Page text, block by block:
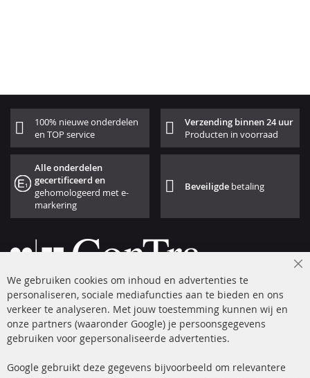
100% nieuwe onderdelen
en TOP service
Verzending binnen 24 uur
Producten in voorraad
Alle onderdelen
gecertificeerd en
gehomologeerd met e-
markering
Beveiligde betaling
+49 (0) 4533 799 00 0
ma-do: 09-17 u, vr Fr 09-16 u
info@contra-automotive.de
facebook
instagram
We gebruiken cookies om inhoud en advertenties te
personaliseren, sociale mediafuncties aan te bieden en ons
verkeer te analyseren. Met jouw toestemming kunnen wij en
onze partners (waaronder Google) je persoonsgegevens
gebruiken voor gepersonaliseerde advertenties.
Google gebruikt deze gegevens bijvoorbeeld om relevantere